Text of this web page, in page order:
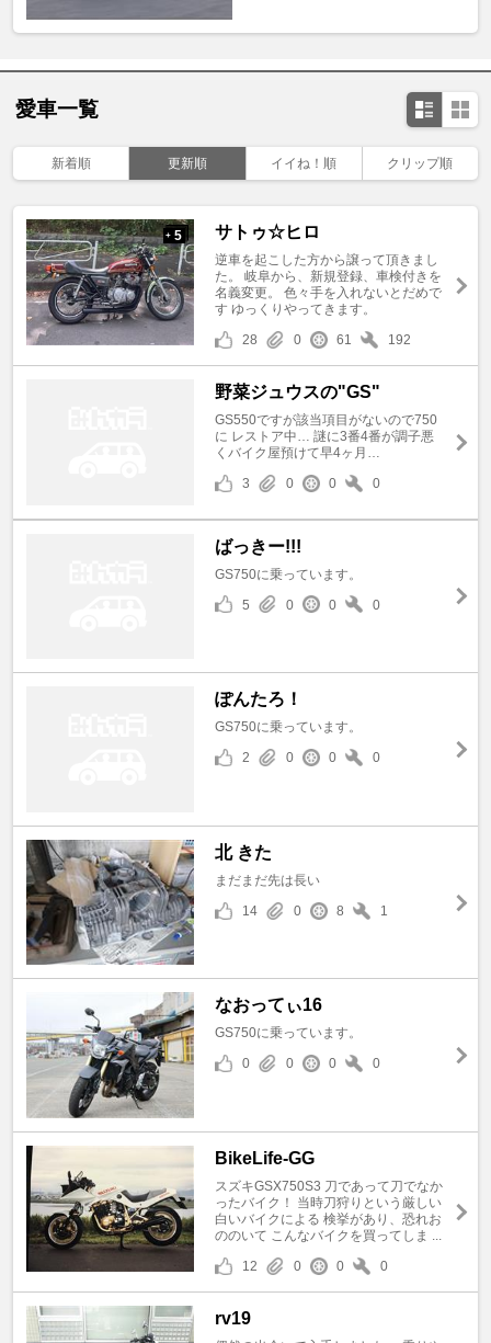
愛車一覧
新着順 更新順 イイね！順 クリップ順
+ 5 サトゥ☆ヒロ
逆車を起こした方から譲って頂きまし
た。 岐阜から、新規登録、車検付きを
名義変更。 色々手を入れないとだめで
す ゆっくりやってきます。
28
0 61 192
野菜ジュウスの"GS"
GS550ですが該当項目がないので750
に レストア中… 謎に3番4番が調子悪
くバイク屋預けて早4ヶ月…
3
0 0 0
ばっきー!!!
GS750に乗っています。
5
0 0 0
ぽんたろ！
GS750に乗っています。
2
0 0 0
北 きた
まだまだ先は長い
14
0 8 1
なおってぃ16
GS750に乗っています。
0
0 0 0
BikeLife‐GG
スズキGSX750S3 刀であって刀でなか
ったバイク！ 当時刀狩りという厳しい
白いバイクによる 検挙があり、恐れお
ののいて こんなバイクを買ってしま ...
12
0 0 0
rv19